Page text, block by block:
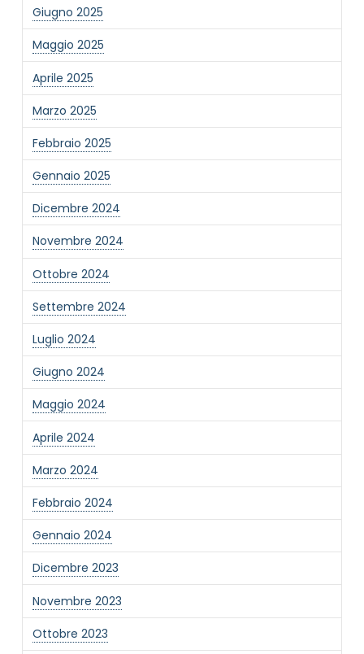
Giugno 2025
Maggio 2025
Aprile 2025
Marzo 2025
Febbraio 2025
Gennaio 2025
Dicembre 2024
Novembre 2024
Ottobre 2024
Settembre 2024
Luglio 2024
Giugno 2024
Maggio 2024
Aprile 2024
Marzo 2024
Febbraio 2024
Gennaio 2024
Dicembre 2023
Novembre 2023
Ottobre 2023
NOME STRUTTURA*
MAIL REFERENTE*
MOTIVO DEL CONTATTO*
Informativa Privacy
Ho preso visione dell'informativa privacy
Privacy Policy completa
Newsletter
Desidero rimanere aggiornato sulle ultime
novità dell'Associazione tramite l'iscrizione alla
newsletter
Invia